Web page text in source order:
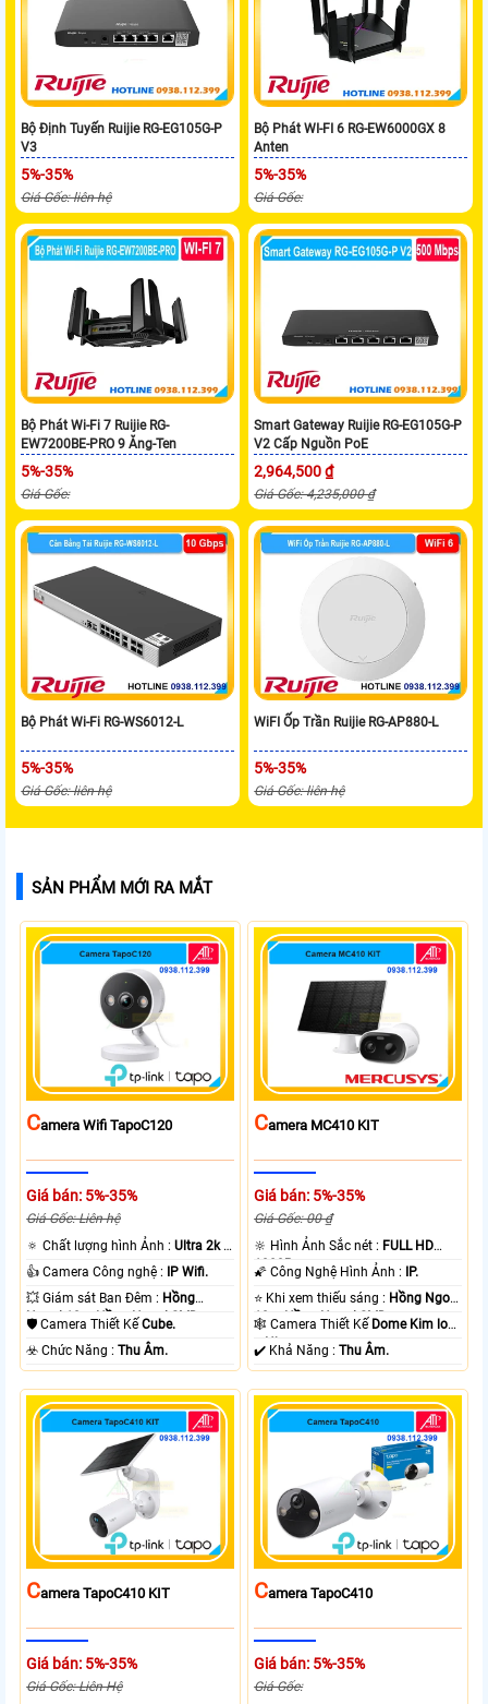
Bộ Định Tuyến Ruijie RG-EG105G-P
V3
5%-35%
Giá Gốc: liên hệ
Bộ Phát WI-FI 6 RG-EW6000GX 8
Anten
5%-35%
Giá Gốc:
Bộ Phát Wi-Fi 7 Ruijie RG-
EW7200BE-PRO 9 Ăng-Ten
5%-35%
Giá Gốc:
Smart Gateway Ruijie RG-EG105G-P
V2 Cấp Nguồn PoE
2,964,500 ₫
Giá Gốc: 4,235,000 ₫
Bộ Phát Wi-Fi RG-WS6012-L
5%-35%
Giá Gốc: liên hệ
WiFI Ốp Trần Ruijie RG-AP880-L
5%-35%
Giá Gốc: liên hệ
SẢN PHẨM MỚI RA MẮT
CAmera Wifi TapoC120
Giá bán: 5%-35%
Giá Gốc: Liên hệ
🔅 Chất lượng hình Ảnh :Ultra 2k +
.
👍 Camera Công nghệ :
IP Wifi.
💥 Giám sát Ban Đêm : Hồng
Ngoại 10m Hồng Ngoại SMD.
🛡 Camera Thiết KếCube.
️☣️ Chức Năng :Thu Âm.
CAmera MC410 KIT
Giá bán: 5%-35%
Giá Gốc: 00 ₫
🔆 Hình Ảnh Sắc nét : FULL HD
1080P .
🌠 Công Nghệ Hình Ảnh :
IP.
⭐ Khi xem thiếu sáng : Hồng Ngoại
10m Hồng Ngoại SMD.
🕸️ Camera Thiết Kế Dome Kim loại
+ Nhựa.
️✔️ Khả Năng :Thu Âm.
CAmera TapoC410 KIT
Giá bán: 5%-35%
Giá Gốc: Liên Hệ
CAmera TapoC410
Giá bán: 5%-35%
Giá Gốc: